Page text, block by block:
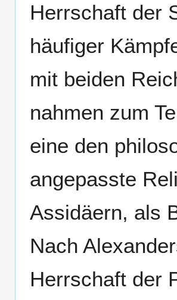
Herrschaft der
häufiger
mit beiden
nahmen zum
eine den
angepasste
Assidäern, als
Nach
Herrschaft der